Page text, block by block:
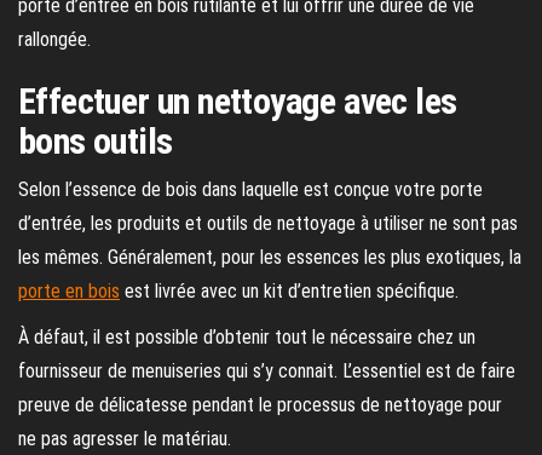
porte d’entrée en bois rutilante et lui offrir une durée de vie
rallongée.
Effectuer un nettoyage avec les
bons outils
Selon l’essence de bois dans laquelle est conçue votre porte
d’entrée, les produits et outils de nettoyage à utiliser ne sont pas
les mêmes. Généralement, pour les essences les plus exotiques, la
porte en bois est livrée avec un kit d’entretien spécifique.
À défaut, il est possible d’obtenir tout le nécessaire chez un
fournisseur de menuiseries qui s’y connait. L’essentiel est de faire
preuve de délicatesse pendant le processus de nettoyage pour
ne pas agresser le matériau.